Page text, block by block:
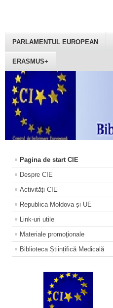
PARLAMENTUL EUROPEAN
ERASMUS+
Pagina de start CIE
Despre CIE
Activități CIE
Republica Moldova și UE
Link-uri utile
Materiale promoţionale
Biblioteca Științifică Medicală